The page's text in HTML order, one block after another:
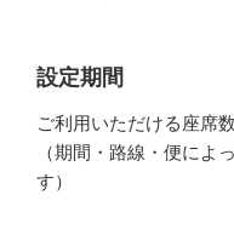
設定期間
ご利用いただける座席
（期間・路線・便によ
す）